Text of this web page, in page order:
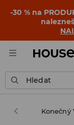
-30 % na
Hledat
House Konečný